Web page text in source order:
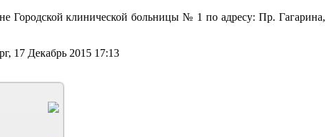
Городской клинической больницы № 1 по адресу: Пр. Гагарина,
17 Декабрь 2015 17:13